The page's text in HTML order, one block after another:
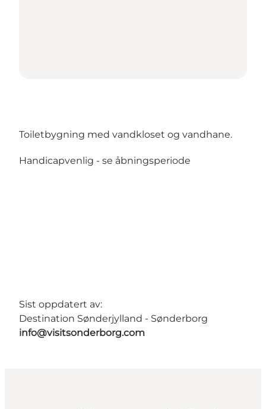
Toiletbygning med vandkloset og vandhane.
Handicapvenlig - se åbningsperiode
Sist oppdatert av:
Destination Sønderjylland - Sønderborg
info@visitsonderborg.com